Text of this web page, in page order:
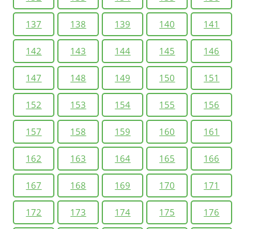
137 138 139 140 141
142 143 144 145 146
147 148 149 150 151
152 153 154 155 156
157 158 159 160 161
162 163 164 165 166
167 168 169 170 171
172 173 174 175 176